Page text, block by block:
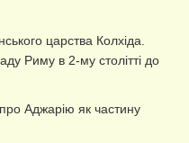
царства Колхіда.
Риму в 2-му столітті до
Аджарію як частину